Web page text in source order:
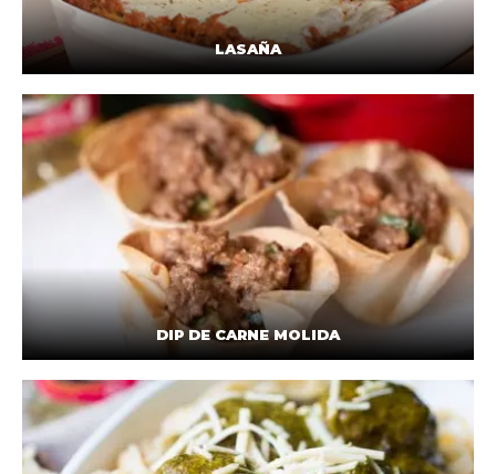
LASAÑA
DIP DE CARNE MOLIDA